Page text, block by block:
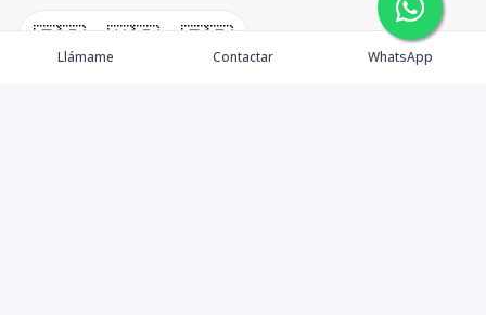
🇪🇸 🇺🇸 🇫🇷
Llámame Contactar WhatsApp